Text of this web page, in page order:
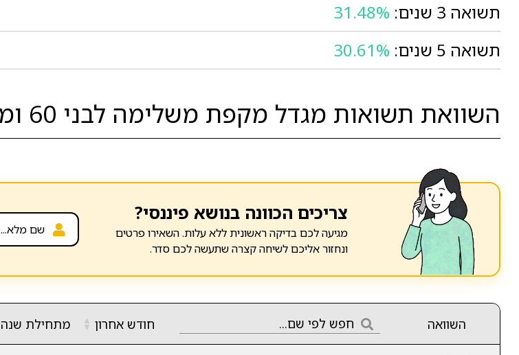
תשואה 3 שנים:
31.48%
תשואה 5 שנים:
30.61%
השוואת תשואות מגדל מקפת משלימה לבני 60 ומעלה לבין המובילות בסגמנט:
צריכים הכוונה בנושא פיננסי?
מגיעה לכם בדיקה ראשונית ללא עלות. השאירו פרטים
ונחזור אליכם לשיחה קצרה שתעשה לכם סדר.
השוואה חודש אחרון ▲
▼ מתחילת שנה